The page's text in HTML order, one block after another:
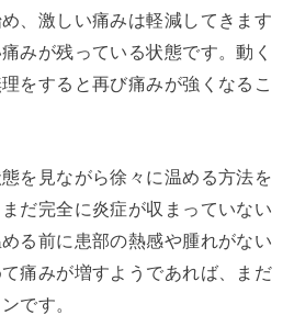
、激しい痛みは軽減してきます
みが残っている状態です。動く
をすると再び痛みが強くなるこ
を見ながら徐々に温める方法を
だ完全に炎症が収まっていない
る前に患部の熱感や腫れがない
痛みが増すようであれば、まだ
です。